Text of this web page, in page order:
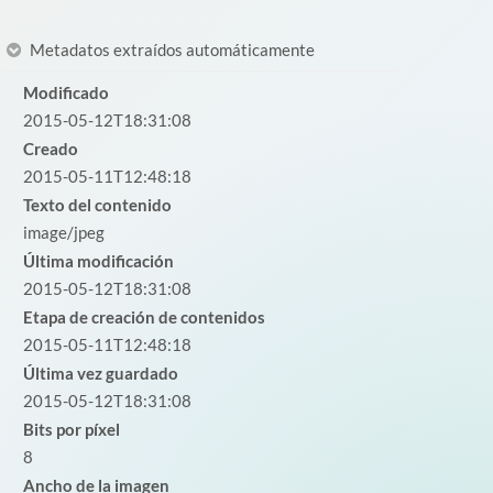
Metadatos extraídos automáticamente
Modificado
2015-05-12T18:31:08
Creado
2015-05-11T12:48:18
Texto del contenido
image/jpeg
Última modificación
2015-05-12T18:31:08
Etapa de creación de contenidos
2015-05-11T12:48:18
Última vez guardado
2015-05-12T18:31:08
Bits por píxel
8
Ancho de la imagen